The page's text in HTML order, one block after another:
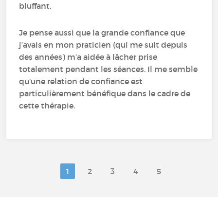
bluffant.
Je pense aussi que la grande confiance que
j’avais en mon praticien (qui me suit depuis
des années) m’a aidée à lâcher prise
totalement pendant les séances. Il me semble
qu’une relation de confiance est
particulièrement bénéfique dans le cadre de
cette thérapie.
1 2 3 4 5